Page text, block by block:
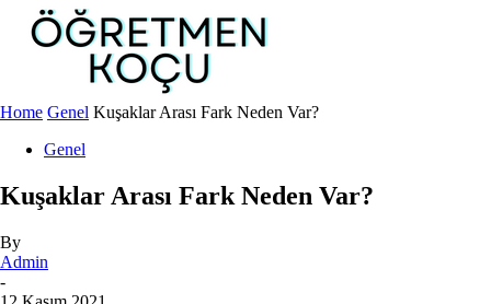
Home Genel Kuşaklar Arası Fark Neden Var?
Genel
Kuşaklar Arası Fark Neden Var?
By
Admin
-